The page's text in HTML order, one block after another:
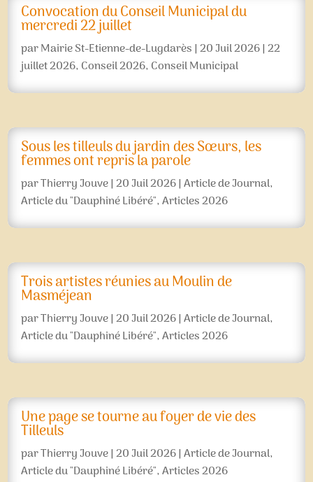
Convocation du Conseil Municipal du
mercredi 22 juillet
parMairie St-Etienne-de-Lugdarès|20 Juil 2026|22
juillet 2026, Conseil 2026, Conseil Municipal
Sous les tilleuls du jardin des Sœurs, les
femmes ont repris la parole
parThierry Jouve|20 Juil 2026|Article de Journal,
Article du "Dauphiné Libéré",Articles 2026
Trois artistes réunies au Moulin de
Masméjean
parThierry Jouve|20 Juil 2026|Article de Journal,
Article du "Dauphiné Libéré",Articles 2026
Une page se tourne au foyer de vie des
Tilleuls
parThierry Jouve|20 Juil 2026|Article de Journal,
Article du "Dauphiné Libéré",Articles 2026